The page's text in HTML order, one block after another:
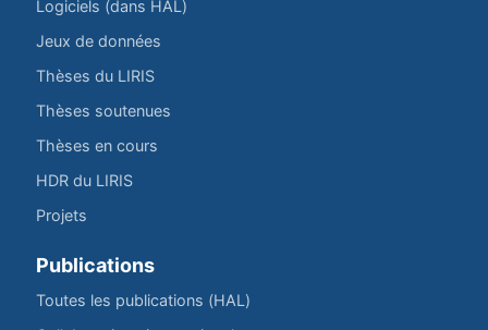
Logiciels (dans HAL)
Jeux de données
Thèses du LIRIS
Thèses soutenues
Thèses en cours
HDR du LIRIS
Projets
Publications
Toutes les publications (HAL)